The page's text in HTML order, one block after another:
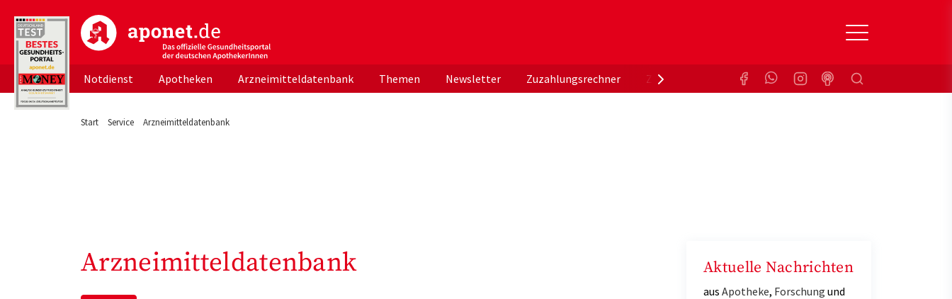
aponet.de - Das offizielle Gesundheitsportal der deutschen ApothekerInnen
Notdienst Apotheken Arzneimitteldatenbank Themen Newsletter Zuzahlungsrechner Zuzahlungsbefreiung KrankenkasseSuchen
Start Service Arzneimitteldatenbank
Arzneimitteldatenbank Aktuelle Nachrichten
aus Apotheke, Forschung und